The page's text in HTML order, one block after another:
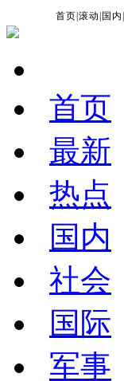
首页 |滚动 国内
首页
最新
热点
国内
社会
国际
军事